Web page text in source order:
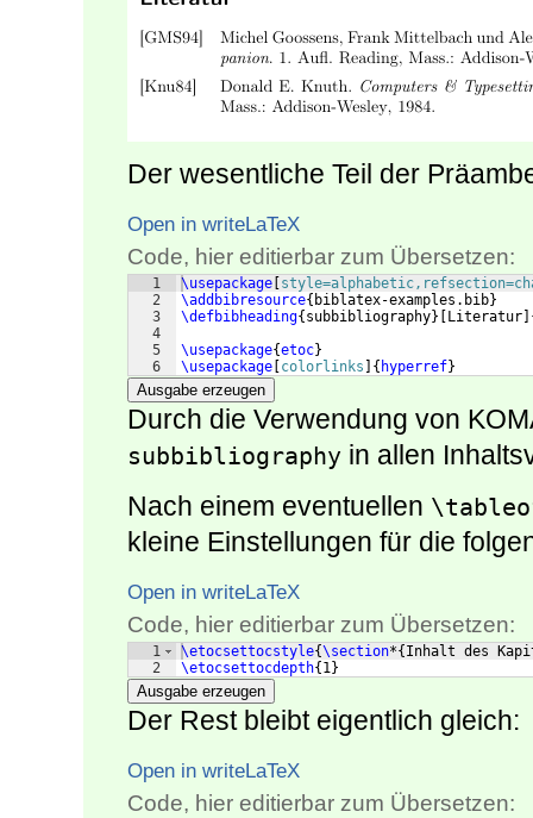
Der wesentliche Teil der
Open in writeLaTeX
Code, hier editierbar zum Übersetzen:
1
2
3
4
5
6
\usepackage
\addbibresource{ biblatex-examples.bib}
\defbibheading{ subbibliography} Literatur
\usepackage{etoc}
\usepackage colorlinks { hyperref}
Ausgabe erzeugen
Durch die Verwendung von
subbibliography in allen
Nach einem eventuellen
kleine Einstellungen für die
Open in writeLaTeX
Code, hier editierbar zum Übersetzen:
1
2
\etocsettocstyle{\section*{ Inhalt des
\etocsettocdepth{ 1}
Ausgabe erzeugen
Der Rest bleibt eigentlich gleich:
Open in writeLaTeX
Code, hier editierbar zum Übersetzen: